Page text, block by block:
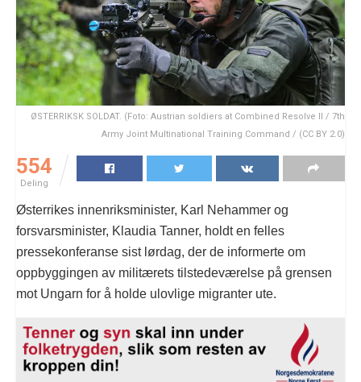
ØSTERRIKSK SOLDAT. (Foto: Austrian soldiers at Combined Resolve II / 7th
Army Joint Multinational Training Command / (CC BY 2.0)
554
Deling
Østerrikes innenriksminister, Karl Nehammer og
forsvarsminister, Klaudia Tanner, holdt en felles
pressekonferanse sist lørdag, der de informerte om
oppbyggingen av militærets tilstedeværelse på grensen
mot Ungarn for å holde ulovlige migranter ute.